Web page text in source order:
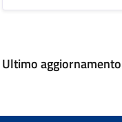
Ultimo